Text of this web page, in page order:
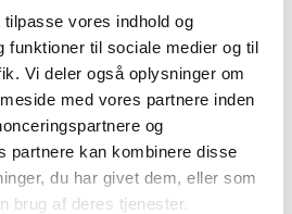
vores indhold og
funktioner til sociale medier og til
Vi deler også oplysninger om
med vores partnere inden
og
partnere kan kombinere disse
du har givet dem, eller som
brug af deres tjenester.
affaldet?
til et biogasanlæg, hvor det
omdannet til biogas.
som gødning på